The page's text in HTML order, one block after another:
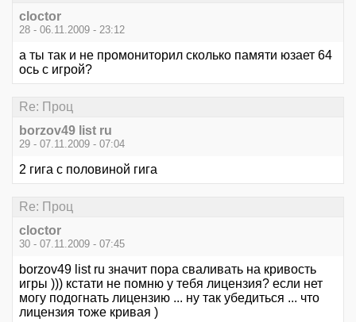
cloctor
28 - 06.11.2009 - 23:12
а ты так и не промониторил сколько памяти юзает 64
ось с игрой?
Re: Проц
borzov49 list ru
29 - 07.11.2009 - 07:04
2 гига с половиной гига
Re: Проц
cloctor
30 - 07.11.2009 - 07:45
borzov49 list ru значит пора сваливать на кривость
игры ))) кстати не помню у тебя лицензия? если нет
могу подогнать лицензию ... ну так убедиться ... что
лицензия тоже кривая )